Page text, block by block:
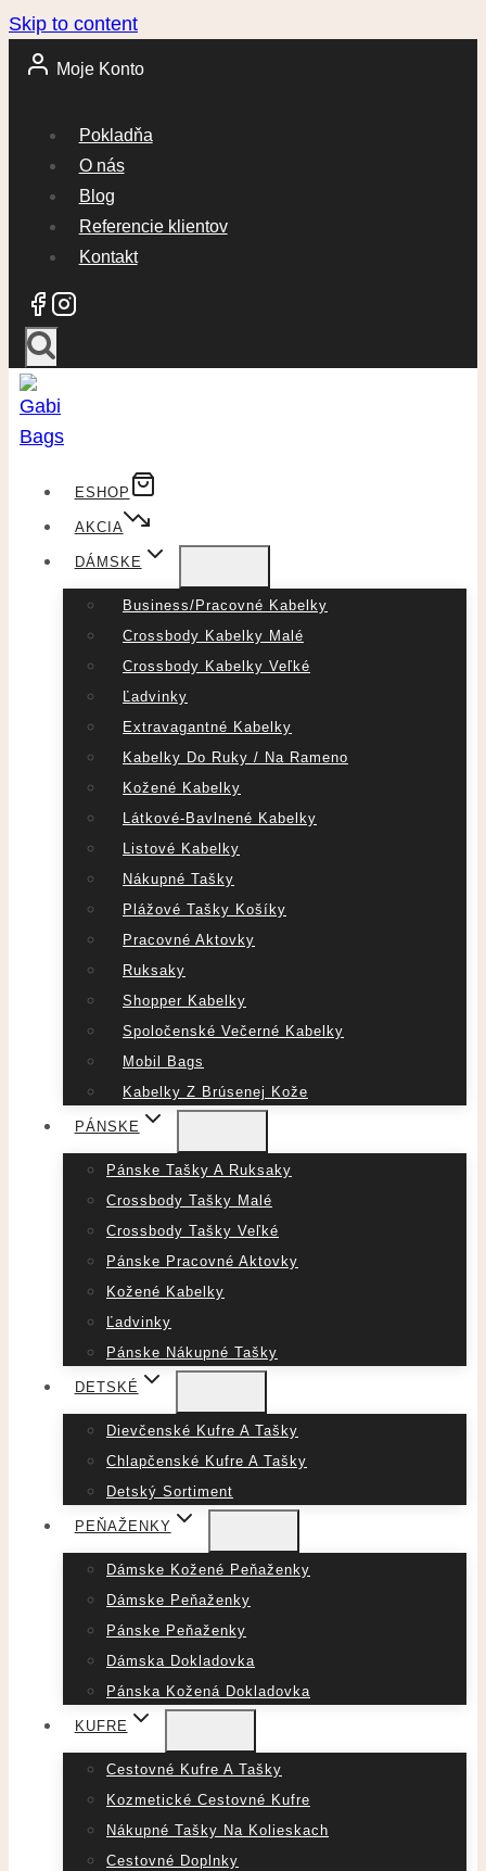
Skip to content
Moje Konto
Pokladňa
O nás
Blog
Referencie klientov
Kontakt
ESHOP
AKCIA
DÁMSKE
Business/pracovné Kabelky
Crossbody Kabelky Malé
Crossbody Kabelky Veľké
Ľadvinky
Extravagantné Kabelky
Kabelky Do Ruky / Na Rameno
Kožené Kabelky
Látkové-Bavlnené Kabelky
Listové Kabelky
Nákupné Tašky
Plážové Tašky Košíky
Pracovné Aktovky
Ruksaky
Shopper Kabelky
Spoločenské Večerné Kabelky
Mobil Bags
Kabelky Z Brúsenej Kože
PÁNSKE
Pánske Tašky A Ruksaky
Crossbody Tašky Malé
Crossbody Tašky Veľké
Pánske Pracovné Aktovky
Kožené Kabelky
Ľadvinky
Pánske Nákupné Tašky
DETSKÉ
Dievčenské Kufre A Tašky
Chlapčenské Kufre A Tašky
Detský Sortiment
PEŇAŽENKY
Dámske Kožené Peňaženky
Dámske Peňaženky
Pánske Peňaženky
Dámska Dokladovka
Pánska Kožená Dokladovka
KUFRE
Cestovné Kufre A Tašky
Kozmetické Cestovné Kufre
Nákupné Tašky Na Kolieskach
Cestovné Doplnky